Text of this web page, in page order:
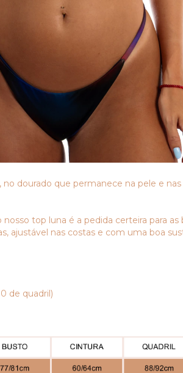
dourado que permanece na pele e
top luna é a pedida certeira para as
ajustável nas costas e com uma boa
de quadril)